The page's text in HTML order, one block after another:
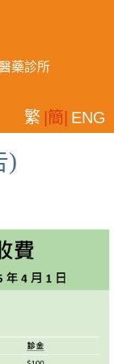
)
藥診所
繁 |簡| ENG